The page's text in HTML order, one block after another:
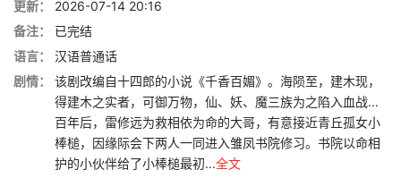
更新：
2026-07-14 20:16
备注：
已完结
语言：
汉语普通话
剧情：
该剧改编自十四郎的小说《千香百媚》。海陨至，建木现，
得建木之实者，可御万物，仙、妖、魔三族为之陷入血战...
百年后，雷修远为救相依为命的大哥，有意接近青丘孤女小
棒槌，因缘际会下两人一同进入雏凤书院修习。书院以命相
护的小伙伴给了小棒槌最初...全文